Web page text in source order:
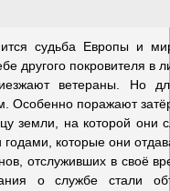
судьба Европы и
другого покровителя в
ветераны. Но
Особенно поражают
земли, на которой
которые они
отслуживших в своё
о службе стали